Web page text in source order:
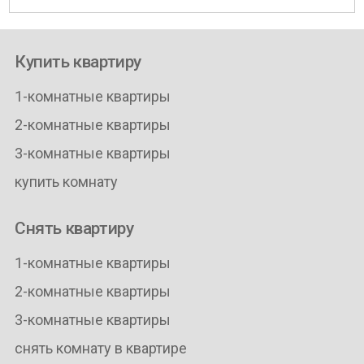
Купить квартиру
1-комнатные квартиры
2-комнатные квартиры
3-комнатные квартиры
купить комнату
Снять квартиру
1-комнатные квартиры
2-комнатные квартиры
3-комнатные квартиры
снять комнату в квартире